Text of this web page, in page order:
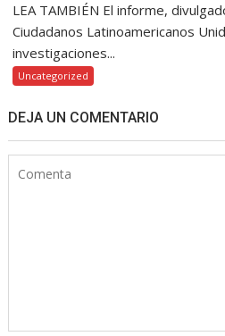
LEA TAMBIÉN El informe,
Ciudadanos Latinoamericanos
investigaciones...
Uncategorized
DEJA UN COMENTARIO